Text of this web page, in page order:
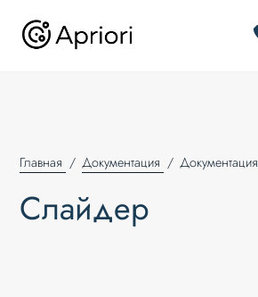
Главная Документация Документация
Слайдер